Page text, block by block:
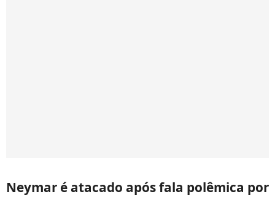
Neymar é atacado após fala polêmica por